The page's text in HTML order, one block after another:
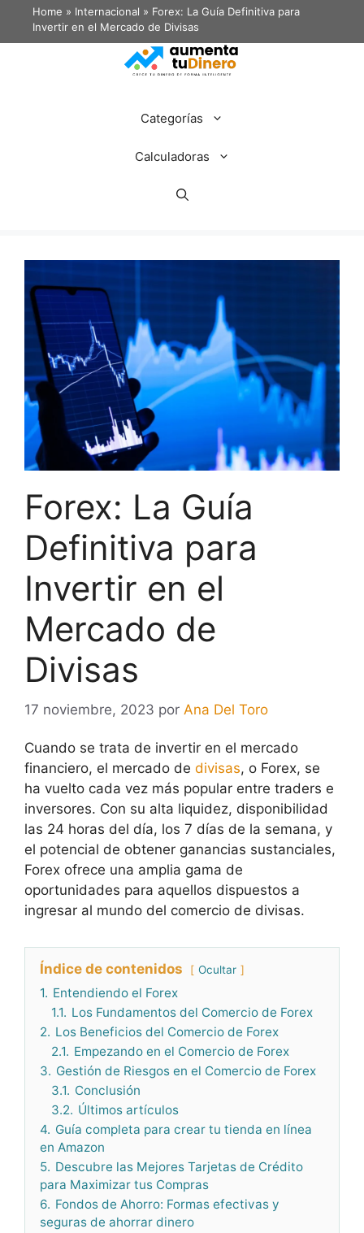
Home » Internacional » Forex: La Guía Definitiva para
Invertir en el Mercado de Divisas
Categorías
Calculadoras
Forex: La Guía
Definitiva para
Invertir en el
Mercado de
Divisas
17 noviembre, 2023 por Ana Del Toro
Cuando se trata de invertir en el mercado
financiero, el mercado de divisas, o Forex, se
ha vuelto cada vez más popular entre traders e
inversores. Con su alta liquidez, disponibilidad
las 24 horas del día, los 7 días de la semana, y
el potencial de obtener ganancias sustanciales,
Forex ofrece una amplia gama de
oportunidades para aquellos dispuestos a
ingresar al mundo del comercio de divisas.
Índice de contenidos Ocultar
1. Entendiendo el Forex
1.1. Los Fundamentos del Comercio de Forex
2. Los Beneficios del Comercio de Forex
2.1. Empezando en el Comercio de Forex
3. Gestión de Riesgos en el Comercio de Forex
3.1. Conclusión
3.2. Últimos artículos
4. Guía completa para crear tu tienda en línea
en Amazon
5. Descubre las Mejores Tarjetas de Crédito
para Maximizar tus Compras
6. Fondos de Ahorro: Formas efectivas y
seguras de ahorrar dinero